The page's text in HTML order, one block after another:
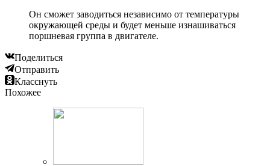
Он сможет заводиться независимо от температуры
окружающей среды и будет меньше изнашиваться
поршневая группа в двигателе.
Поделиться
Отправить
Класснуть
Похожее